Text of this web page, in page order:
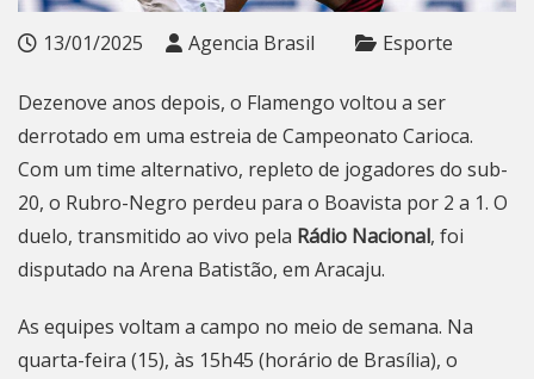
13/01/2025 Agencia Brasil Esporte
Dezenove anos depois, o Flamengo voltou a ser
derrotado em uma estreia de Campeonato Carioca.
Com um time alternativo, repleto de jogadores do sub-
20, o Rubro-Negro perdeu para o Boavista por 2 a 1. O
duelo, transmitido ao vivo pela Rádio Nacional, foi
disputado na Arena Batistão, em Aracaju.
As equipes voltam a campo no meio de semana. Na
quarta-feira (15), às 15h45 (horário de Brasília), o